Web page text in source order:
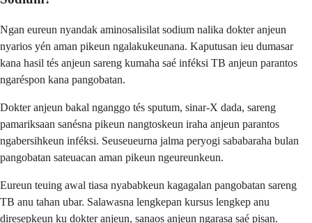
Ngan eureun nyandak aminosalisilat sodium nalika dokter anjeun
nyarios yén aman pikeun ngalakukeunana. Kaputusan ieu dumasar
kana hasil tés anjeun sareng kumaha saé inféksi TB anjeun parantos
ngaréspon kana pangobatan.
Dokter anjeun bakal nganggo tés sputum, sinar-X dada, sareng
pamariksaan sanésna pikeun nangtoskeun iraha anjeun parantos
ngabersihkeun inféksi. Seuseueurna jalma peryogi sababaraha bulan
pangobatan sateuacan aman pikeun ngeureunkeun.
Eureun teuing awal tiasa nyababkeun kagagalan pangobatan sareng
TB anu tahan ubar. Salawasna lengkepan kursus lengkep anu
diresepkeun ku dokter anjeun, sanaos anjeun ngarasa saé pisan.